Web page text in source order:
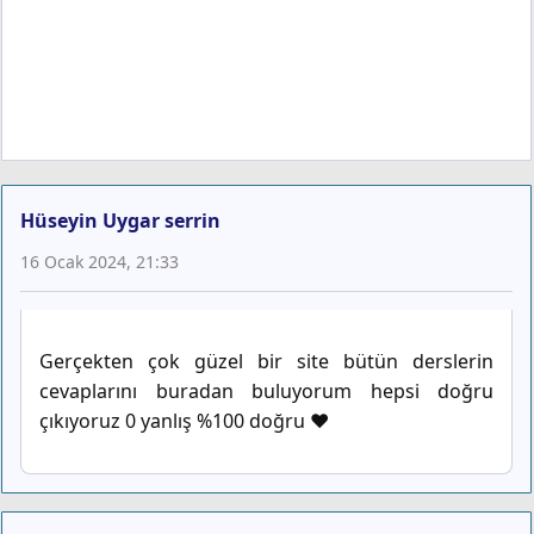
Hüseyin Uygar serrin
16 Ocak 2024, 21:33
Gerçekten çok güzel bir site bütün derslerin
cevaplarını buradan buluyorum hepsi doğru
çıkıyoruz 0 yanlış %100 doğru ❤️